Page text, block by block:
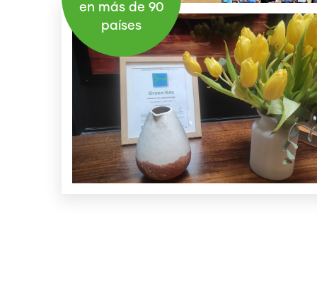
en más de 90
países